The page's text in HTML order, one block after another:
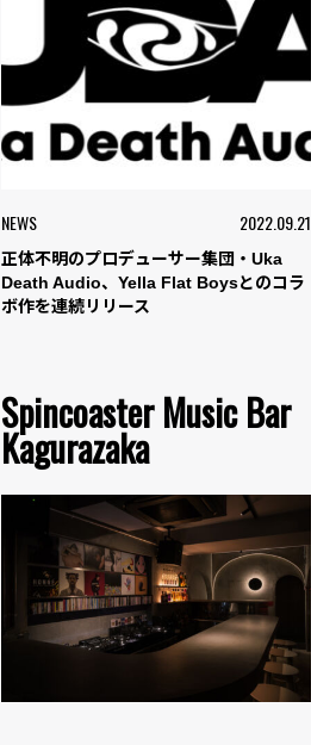
NEWS 2022.09.21
正体不明のプロデューサー集団・Uka
Death Audio、Yella Flat Boysとのコラ
ボ作を連続リリース
Spincoaster Music Bar
Kagurazaka